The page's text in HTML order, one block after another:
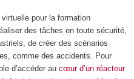
pour la formation
des tâches en toute sécurité,
de créer des scénarios
comme des accidents. Pour
d’accéder au cœur d’un réacteur